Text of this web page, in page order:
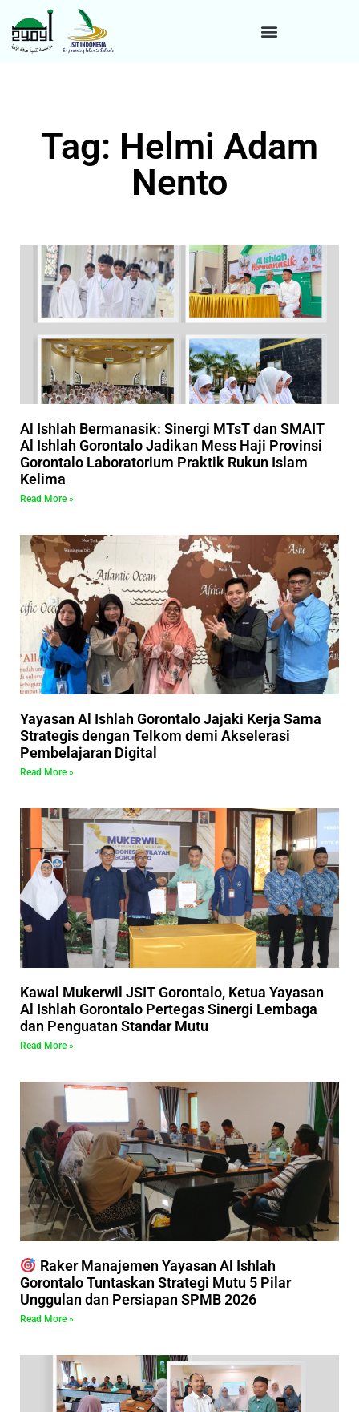
Tag: Helmi Adam
Nento
Al Ishlah Bermanasik: Sinergi MTsT dan SMAIT
Al Ishlah Gorontalo Jadikan Mess Haji Provinsi
Gorontalo Laboratorium Praktik Rukun Islam
Kelima
Read More »
Yayasan Al Ishlah Gorontalo Jajaki Kerja Sama
Strategis dengan Telkom demi Akselerasi
Pembelajaran Digital
Read More »
Kawal Mukerwil JSIT Gorontalo, Ketua Yayasan
Al Ishlah Gorontalo Pertegas Sinergi Lembaga
dan Penguatan Standar Mutu
Read More »
Raker Manajemen Yayasan Al Ishlah
Gorontalo Tuntaskan Strategi Mutu 5 Pilar
Unggulan dan Persiapan SPMB 2026
Read More »